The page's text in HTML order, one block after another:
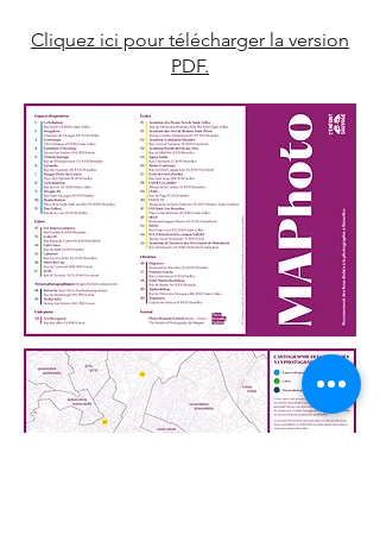
Cliquez ici pour télécharger la version
PDF.